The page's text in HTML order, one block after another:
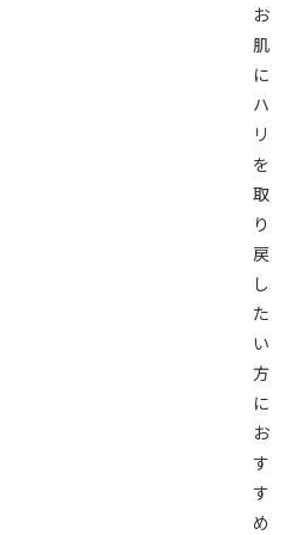
お
肌
に
ハ
リ
を
取
り
戻
し
た
い
方
に
お
す
す
め